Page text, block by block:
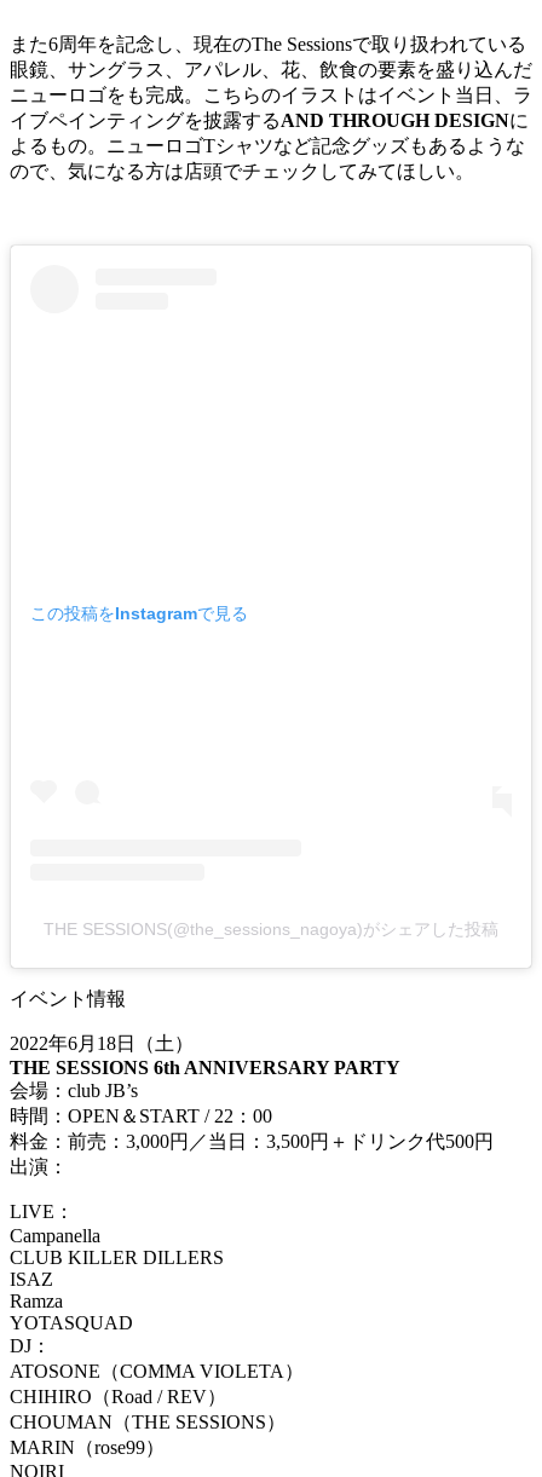
また6周年を記念し、現在のThe Sessionsで取り扱われている
眼鏡、サングラス、アパレル、花、飲食の要素を盛り込んだ
ニューロゴをも完成。こちらのイラストはイベント当日、ラ
イブペインティングを披露するAND THROUGH DESIGNに
よるもの。ニューロゴTシャツなど記念グッズもあるような
ので、気になる方は店頭でチェックしてみてほしい。
この投稿をInstagramで見る
THE SESSIONS(@the_sessions_nagoya)がシェアした投稿
イベント情報
2022年6月18日（土）
THE SESSIONS 6th ANNIVERSARY PARTY
会場：club JB’s
時間：OPEN＆START / 22：00
料金：前売：3,000円／当日：3,500円＋ドリンク代500円
出演：
LIVE：
Campanella
CLUB KILLER DILLERS
ISAZ
Ramza
YOTASQUAD
DJ：
ATOSONE（COMMA VIOLETA）
CHIHIRO（Road / REV）
CHOUMAN（THE SESSIONS）
MARIN（rose99）
NOIRI